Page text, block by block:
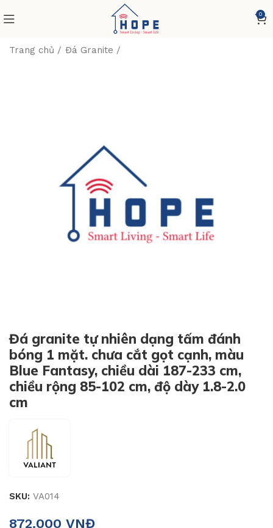
0
Trang chủ Đá Granite
Đá granite tự nhiên dạng tấm đánh
bóng 1 mặt. chưa cắt gọt cạnh, màu
Blue Fantasy, chiều dài 187-233 cm,
chiều rộng 85-102 cm, độ dày 1.8-2.0
cm
SKU: VA014
872.000 VNĐ